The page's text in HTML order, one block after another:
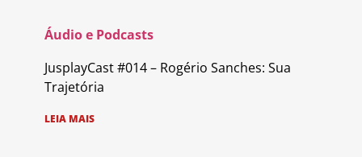
Áudio e Podcasts
JusplayCast #014 – Rogério Sanches: Sua
Trajetória
LEIA MAIS